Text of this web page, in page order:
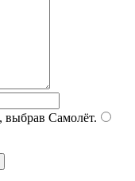
выбрав Самолёт.